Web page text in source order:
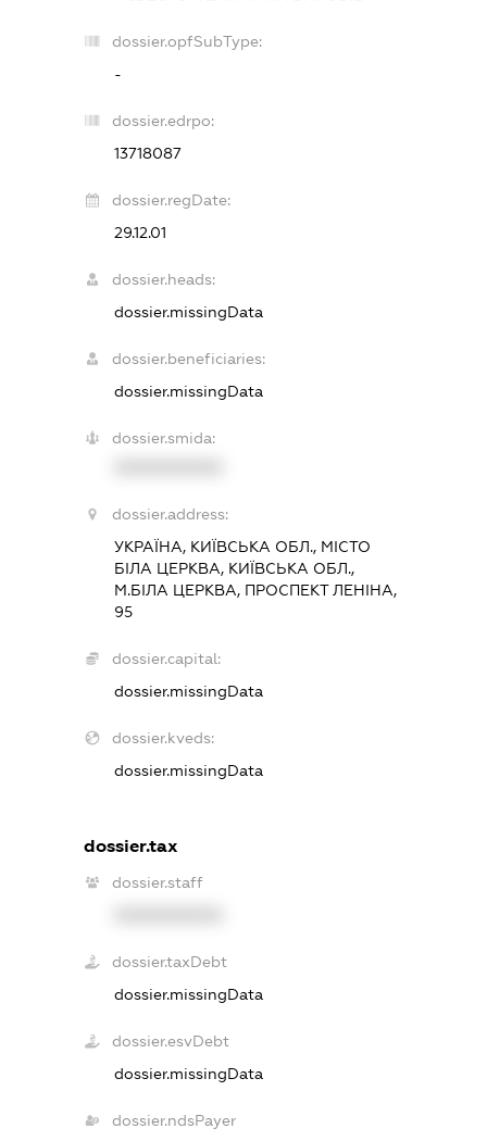
dossier.opfSubType:
-
dossier.edrpo:
13718087
dossier.regDate:
29.12.01
dossier.heads:
dossier.missingData
dossier.beneficiaries:
dossier.missingData
dossier.smida:
dossier.address:
УКРАЇНА, КИЇВСЬКА ОБЛ., МІСТО
БІЛА ЦЕРКВА, КИЇВСЬКА ОБЛ.,
М.БІЛА ЦЕРКВА, ПРОСПЕКТ ЛЕНІНА,
95
dossier.capital:
dossier.missingData
dossier.kveds:
dossier.missingData
dossier.tax
dossier.staff
dossier.taxDebt
dossier.missingData
dossier.esvDebt
dossier.missingData
dossier.ndsPayer